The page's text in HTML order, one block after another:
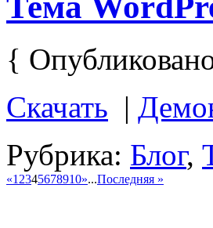
{
Скачать |
Рубрика: Блог,
«1 2345678910»...Последняя »